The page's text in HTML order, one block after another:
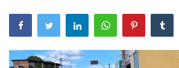
Secretarias e Órgãos
Mural de Licitações